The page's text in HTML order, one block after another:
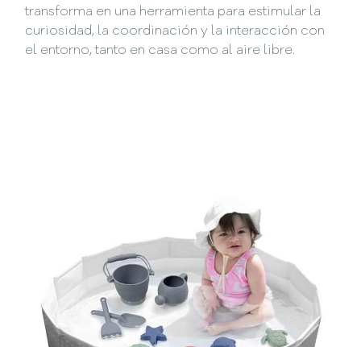
transforma en una herramienta para estimular la
curiosidad, la coordinación y la interacción con
el entorno, tanto en casa como al aire libre.